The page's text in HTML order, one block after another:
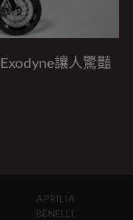
讓人驚豔
APRILIA
BENELLI